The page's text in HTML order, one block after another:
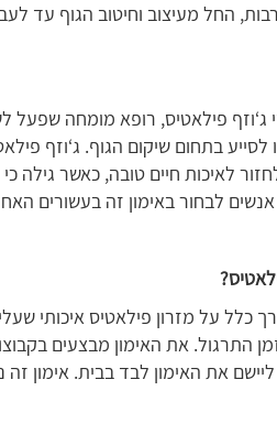
החל מעיצוב וחיטוב הגוף עד
ג‘וזף פילאטיס, רופא מומחה
בתחום שיקום הגוף. ג‘וזף
לאיכות חיים טובה, כאשר גילה
לבחור באימון זה בעשורים
כלל על מזרון פילאטיס איכותי
התרגול. את האימון מבצעים
את האימון לבד בבית. אימון